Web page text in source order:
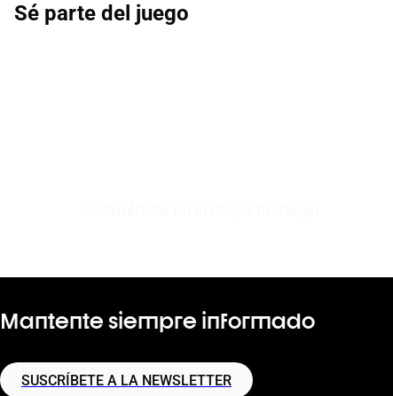
Sé parte del juego
Mantente siempre informado
SUSCRÍBETE A LA NEWSLETTER